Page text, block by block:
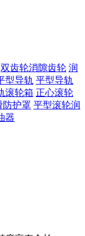
双齿轮消隙齿轮 润
型导轨 平型导轨
滚轮箱 正心滚轮
防护罩 平型滚轮润
器